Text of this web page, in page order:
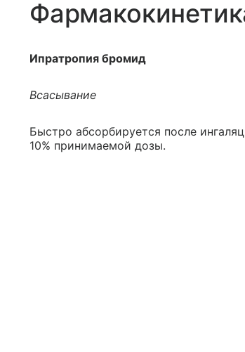
Ипратропия бромид
Всасывание
Быстро абсорбируется после
10% принимаемой дозы.